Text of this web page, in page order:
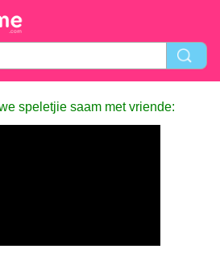
speletjie saam met vriende: